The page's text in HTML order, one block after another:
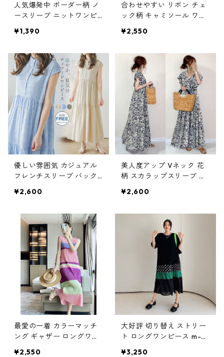
人気爆発中 ボーダー柄 ノ
ースリーブ ニットワンピ
¥1,390
合わせやすい リボン チェ
ック柄 キャミソール ワン
¥2,550
優しい雰囲気 カジュアル
フレンチスリーブ バック
m-729
¥2,600
美人度アップ Vネック 花
柄 スカラップスリーブ ロ
¥2,600
最愛の一着 カラーマッチ
ング ギャザー ロングワン
¥2,550
大好評 切り替え ストリー
ト ロングワンピース m-52
¥3,250